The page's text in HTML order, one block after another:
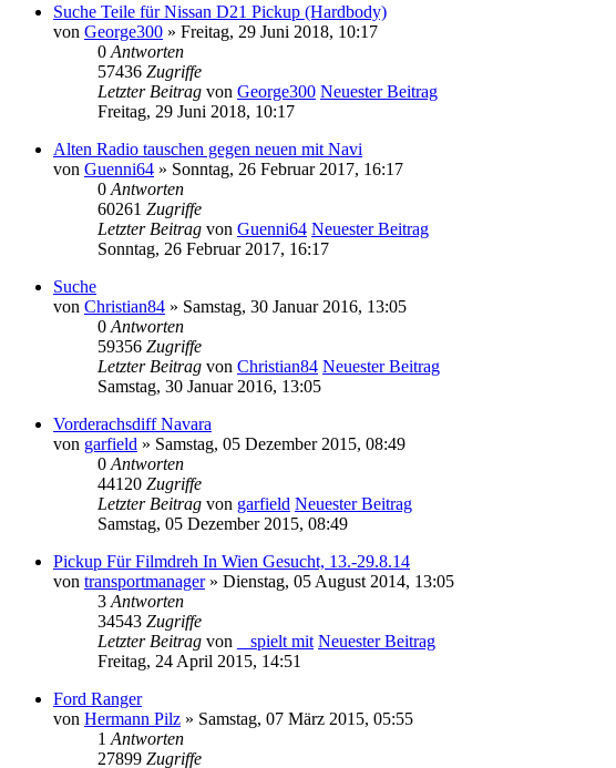
Suche Teile für Nissan D21 Pickup (Hardbody)
von George300 » Freitag, 29 Juni 2018, 10:17
0 Antworten
57436 Zugriffe
Letzter Beitrag von George300 Neuester Beitrag
Freitag, 29 Juni 2018, 10:17
Alten Radio tauschen gegen neuen mit Navi
von Guenni64 » Sonntag, 26 Februar 2017, 16:17
0 Antworten
60261 Zugriffe
Letzter Beitrag von Guenni64 Neuester Beitrag
Sonntag, 26 Februar 2017, 16:17
Suche
von Christian84 » Samstag, 30 Januar 2016, 13:05
0 Antworten
59356 Zugriffe
Letzter Beitrag von Christian84 Neuester Beitrag
Samstag, 30 Januar 2016, 13:05
Vorderachsdiff Navara
von garfield » Samstag, 05 Dezember 2015, 08:49
0 Antworten
44120 Zugriffe
Letzter Beitrag von garfield Neuester Beitrag
Samstag, 05 Dezember 2015, 08:49
Pickup Für Filmdreh In Wien Gesucht, 13.-29.8.14
von transportmanager» Dienstag, 05 August 2014, 13:05
3 Antworten
34543 Zugriffe
Letzter Beitrag von _ spielt mit Neuester Beitrag
Freitag, 24 April 2015, 14:51
Ford Ranger
von Hermann Pilz » Samstag, 07 März 2015, 05:55
1 Antworten
27899 Zugriffe